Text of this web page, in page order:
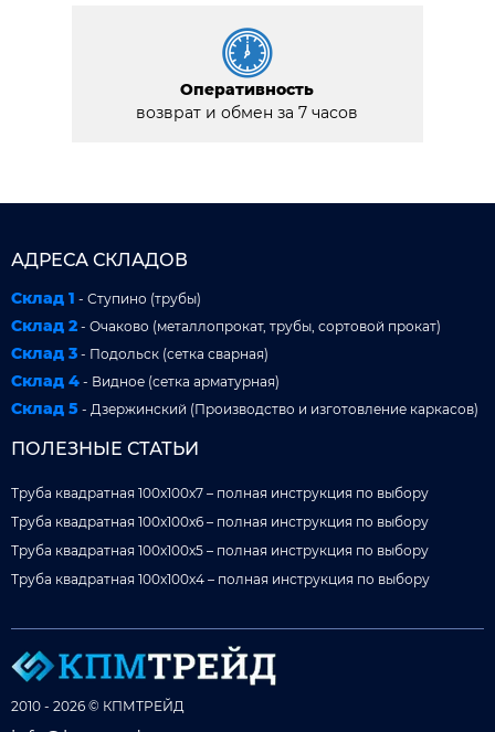
Оперативность
возврат и обмен за 7 часов
АДРЕСА СКЛАДОВ
Склад 1 - Ступино (трубы)
Склад 2 - Очаково (металлопрокат, трубы, сортовой прокат)
Склад 3 - Подольск (сетка сварная)
Склад 4 - Видное (сетка арматурная)
Склад 5 - Дзержинский (Производство и изготовление каркасов)
ПОЛЕЗНЫЕ СТАТЬИ
Труба квадратная 100x100x7 – полная инструкция по выбору
Труба квадратная 100x100x6 – полная инструкция по выбору
Труба квадратная 100x100x5 – полная инструкция по выбору
Труба квадратная 100x100x4 – полная инструкция по выбору
2010 - 2026 © КПМТРЕЙД